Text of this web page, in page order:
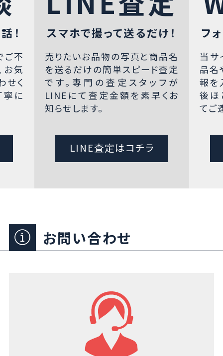
！
ご不
お気
せく
寧に
スマホで撮って送るだけ！
売りたいお品物の写真と商品名
を送るだけの簡単スピード査定
です。専門の査定スタッフが
LINEにて査定金額を素早くお
知らせします。
LINE査定はコチラ
フ
当サ
品名
報を
後ほ
てご
お問い合わせ